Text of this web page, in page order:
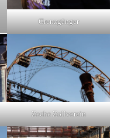
Grenzgänger
Zeche Zollverein